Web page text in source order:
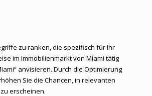
zu ranken, die spezifisch für Ihr
im Immobilienmarkt von Miami tätig
anvisieren. Durch die Optimierung
Sie die Chancen, in relevanten
erscheinen.